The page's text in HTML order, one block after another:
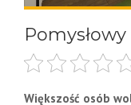
Większość osób